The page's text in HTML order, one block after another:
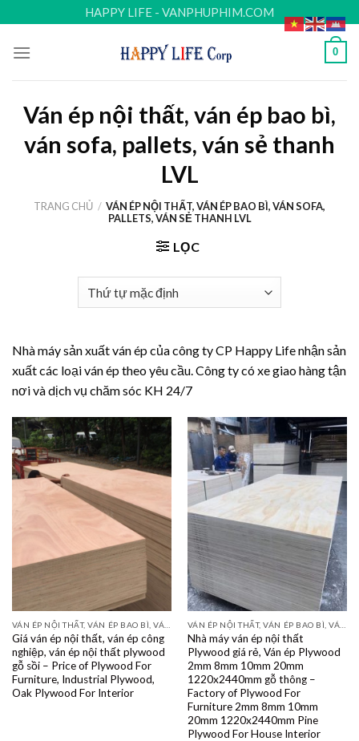
to
content
HAPPY LIFE - VANPHUPHIM.COM
0
Ván ép nội thất, ván ép bao bì,
ván sofa, pallets, ván sẻ thanh
LVL
TRANG CHỦ / VÁN ÉP NỘI THẤT, VÁN ÉP BAO BÌ, VÁN SOFA,
PALLETS, VÁN SẺ THANH LVL
LỌC
Nhà máy sản xuất ván ép của công ty CP Happy Life nhận sản
xuất các loại ván ép theo yêu cầu. Công ty có xe giao hàng tận
nơi và dịch vụ chăm sóc KH 24/7
Giá ván ép nội thất, ván ép công
nghiệp, ván ép nội thất plywood
gỗ sồi – Price of Plywood For
Furniture, Industrial Plywood,
Oak Plywood For Interior
Nhà máy ván ép nội thất
Plywood giá rẻ, Ván ép Plywood
2mm 8mm 10mm 20mm
1220x2440mm gỗ thông –
Factory of Plywood For
Furniture 2mm 8mm 10mm
20mm 1220x2440mm Pine
Plywood For House Interior